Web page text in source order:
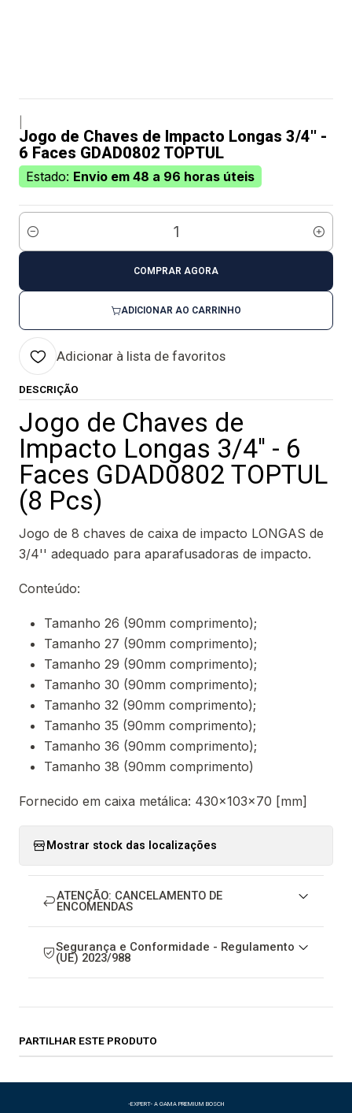
Jogo de Chaves de Impacto Longas 3/4'' -
6 Faces GDAD0802 TOPTUL
Estado: Envio em 48 a 96 horas úteis
Quantidade
ADICIONAR AO CARRINHO
COMPRAR AGORA
Adicionar à lista de favoritos
DESCRIÇÃO
Jogo de Chaves de
Impacto Longas 3/4'' - 6
Faces GDAD0802 TOPTUL
(8 Pcs)
Jogo de 8 chaves de caixa de impacto LONGAS de
3/4'' adequado para aparafusadoras de impacto.
Conteúdo:
Tamanho 26 (90mm comprimento);
Tamanho 27 (90mm comprimento);
Tamanho 29 (90mm comprimento);
Tamanho 30 (90mm comprimento);
Tamanho 32 (90mm comprimento);
Tamanho 35 (90mm comprimento);
Tamanho 36 (90mm comprimento);
Tamanho 38 (90mm comprimento)
Fornecido em caixa metálica: 430x103x70 [mm]
Mostrar stock das localizações
ATENÇÃO: CANCELAMENTO DE
ENCOMENDAS
Segurança e Conformidade - Regulamento
(UE) 2023/988
PARTILHAR ESTE PRODUTO
-EXPERT- A GAMA PREMIUM BOSCH